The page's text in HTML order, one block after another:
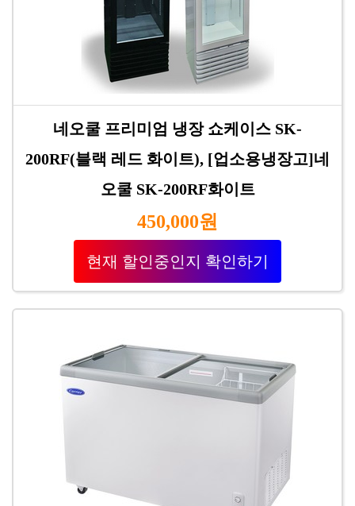
네오쿨 프리미엄 냉장 쇼케이스 SK-
200RF(블랙 레드 화이트), [업소용냉장고]네
오쿨 SK-200RF화이트
450,000원
현재 할인중인지 확인하기